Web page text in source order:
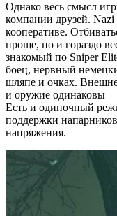
Однако весь смысл
компании друзей.
кооперативе.
проще, но и гораздо
знакомый по Sniper
боец, нервный
шляпе и очках.
и оружие одинаковы —
Есть и одиночный
поддержки
напряжения.